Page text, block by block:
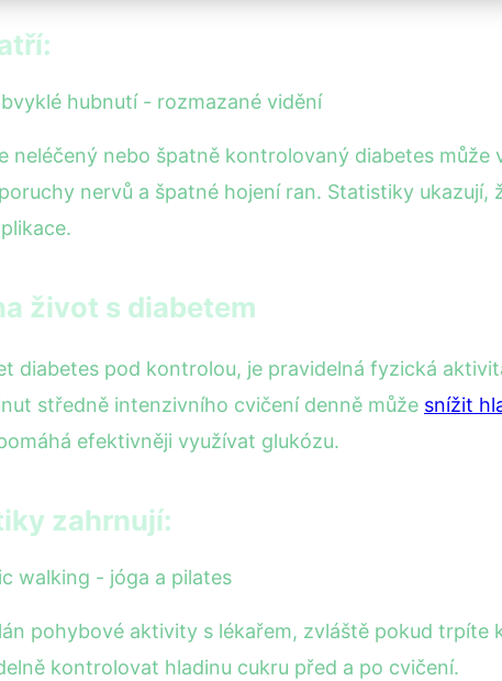
hubnutí - rozmazané vidění
neléčený nebo špatně kontrolovaný diabetes může
nervů a špatné hojení ran. Statistiky ukazují,
život s diabetem
diabetes pod kontrolou, je pravidelná fyzická
středně intenzivního cvičení denně může snížit
efektivněji využívat glukózu.
zahrnují:
walking - jóga a pilates
pohybové aktivity s lékařem, zvláště pokud trpíte
kontrolovat hladinu cukru před a po cvičení.